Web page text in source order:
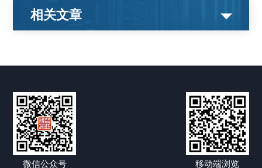
相关文章
微信公众号 移动端浏览